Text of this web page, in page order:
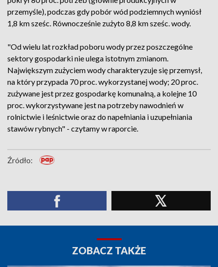
przemyśle), podczas gdy pobór wód podziemnych wyniósł
1,8 km sześc. Równocześnie zużyto 8,8 km sześc. wody.
"Od wielu lat rozkład poboru wody przez poszczególne
sektory gospodarki nie ulega istotnym zmianom.
Największym zużyciem wody charakteryzuje się przemysł,
na który przypada 70 proc. wykorzystanej wody; 20 proc.
zużywane jest przez gospodarkę komunalną, a kolejne 10
proc. wykorzystywane jest na potrzeby nawodnień w
rolnictwie i leśnictwie oraz do napełniania i uzupełniania
stawów rybnych" - czytamy w raporcie.
Źródło:
ZOBACZ TAKŻE